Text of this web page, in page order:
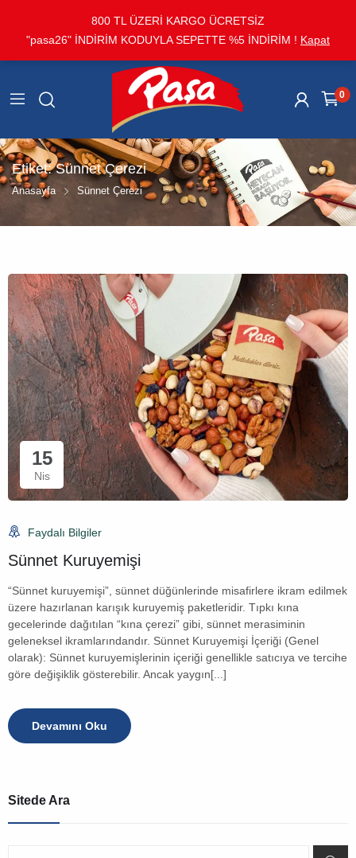
800 TL ÜZERİ KARGO ÜCRETSİZ
"pasa26" İNDİRİM KODUYLA SEPETTE %5 İNDİRİM ! Kapat
0
Etiket:Sünnet Çerezi
Anasayfa Sünnet Çerezi
15
Nis
Faydalı Bilgiler
Sünnet Kuruyemişi
“Sünnet kuruyemişi”, sünnet düğünlerinde misafirlere ikram edilmek
üzere hazırlanan karışık kuruyemiş paketleridir. Tıpkı kına
gecelerinde dağıtılan “kına çerezi” gibi, sünnet merasiminin
geleneksel ikramlarındandır. Sünnet Kuruyemişi İçeriği (Genel
olarak): Sünnet kuruyemişlerinin içeriği genellikle satıcıya ve tercihe
göre değişiklik gösterebilir. Ancak yaygın[...]
Devamını Oku
Sitede Ara